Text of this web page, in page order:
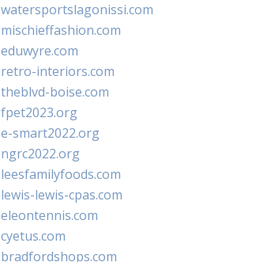
watersportslagonissi.com
mischieffashion.com
eduwyre.com
retro-interiors.com
theblvd-boise.com
fpet2023.org
e-smart2022.org
ngrc2022.org
leesfamilyfoods.com
lewis-lewis-cpas.com
eleontennis.com
cyetus.com
bradfordshops.com